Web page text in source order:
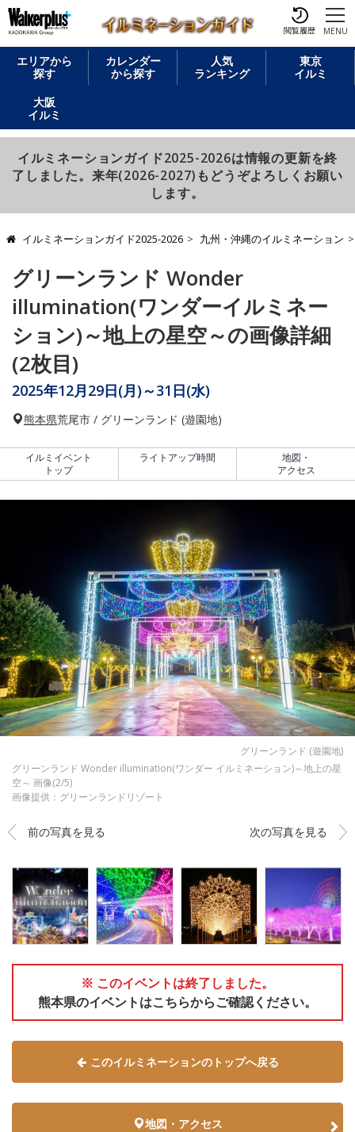
閲覧履歴 MENU
エリアから
探す
カレンダー
から探す
人気
ランキング
東京
イルミ
大阪
イルミ
イルミネーションガイド2025-2026は情報の更新を終
了しました。来年(2026-2027)もどうぞよろしくお願い
します。
イルミネーションガイド2025-2026 九州・沖縄のイルミネーション
グリーンランド Wonder
illumination(ワンダーイルミネー
ション)～地上の星空～の画像詳細
(2枚目)
2025年12月29日(月)～31日(水)
熊本県荒尾市 / グリーンランド (遊園地)
イルミイベント
トップ
ライトアップ時間
地図・
アクセス
グリーンランド (遊園地)
グリーンランド Wonder illumination(ワンダー イルミネーション)～地上の星
空～ 画像(2/5)
画像提供：グリーンランドリゾート
前の写真を見る 次の写真を見る
※ このイベントは終了しました。
熊本県のイベントはこちらからご確認ください。
このイルミネーションのトップへ戻る
地図・アクセス